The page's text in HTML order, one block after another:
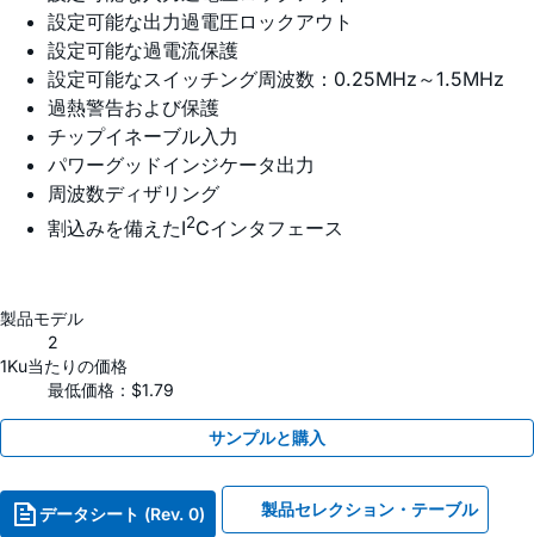
設定可能な出力過電圧ロックアウト
設定可能な過電流保護
設定可能なスイッチング周波数：0.25MHz～1.5MHz
過熱警告および保護
チップイネーブル入力
パワーグッドインジケータ出力
周波数ディザリング
割込みを備えたI2Cインタフェース
製品モデル
2
1Ku当たりの価格
最低価格：$1.79
サンプルと購入
データシート (Rev. 0) 製品セレクション・テーブル